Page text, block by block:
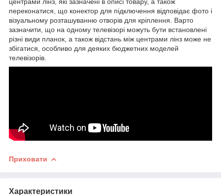
переконатися, що конектор для підключення відповідає фото і
візуальному розташуванню отворів для кріплення. Варто
зазначити, що на одному телевізорі можуть бути встановлені
різні види планок, а також відстань між центрами лінз може не
збігатися, особливо для деяких бюджетних моделей
телевізорів.
Приховати
Характеристики